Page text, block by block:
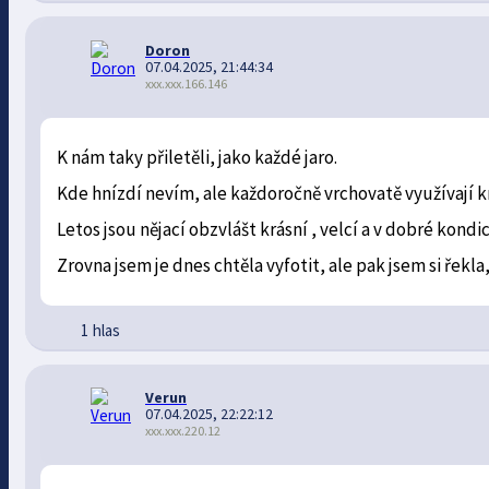
Doron
07.04.2025, 21:44:34
xxx.xxx.166.146
K nám taky přiletěli, jako každé jaro.
Kde hnízdí nevím, ale každoročně vrchovatě využívají
Letos jsou nějací obzvlášt krásní , velcí a v dobré
Zrovna jsem je dnes chtěla vyfotit, ale pak jsem si
1 hlas
Verun
07.04.2025, 22:22:12
xxx.xxx.220.12